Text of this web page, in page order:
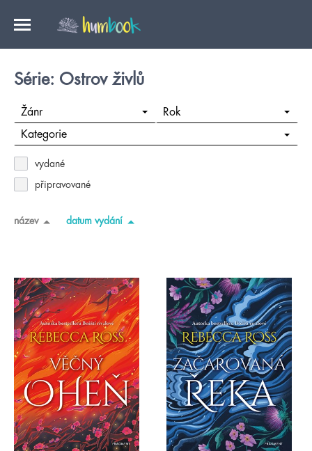
Série: Ostrov živlů
Žánr Rok
Kategorie
vydané
připravované
název datum vydání